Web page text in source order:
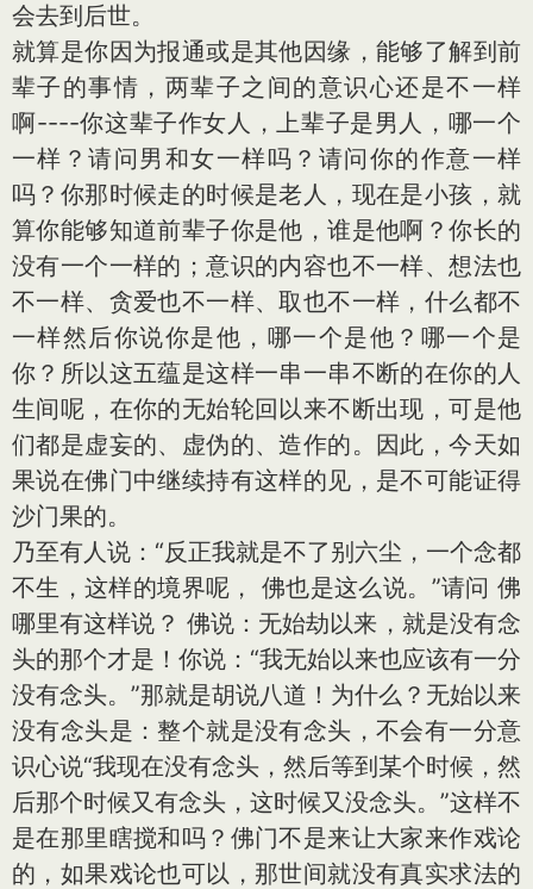
会去到后世。
就算是你因为报通或是其他因缘，能够了解到前
辈子的事情，两辈子之间的意识心还是不一样
啊----你这辈子作女人，上辈子是男人，哪一个
一样？请问男和女一样吗？请问你的作意一样
吗？你那时候走的时候是老人，现在是小孩，就
算你能够知道前辈子你是他，谁是他啊？你长的
没有一个一样的；意识的内容也不一样、想法也
不一样、贪爱也不一样、取也不一样，什么都不
一样然后你说你是他，哪一个是他？哪一个是
你？所以这五蕴是这样一串一串不断的在你的人
生间呢，在你的无始轮回以来不断出现，可是他
们都是虚妄的、虚伪的、造作的。因此，今天如
果说在佛门中继续持有这样的见，是不可能证得
沙门果的。
乃至有人说：“反正我就是不了别六尘，一个念都
不生，这样的境界呢， 佛也是这么说。”请问 佛
哪里有这样说？ 佛说：无始劫以来，就是没有念
头的那个才是！你说：“我无始以来也应该有一分
没有念头。”那就是胡说八道！为什么？无始以来
没有念头是：整个就是没有念头，不会有一分意
识心说“我现在没有念头，然后等到某个时候，然
后那个时候又有念头，这时候又没念头。”这样不
是在那里瞎搅和吗？佛门不是来让大家来作戏论
的，如果戏论也可以，那世间就没有真实求法的